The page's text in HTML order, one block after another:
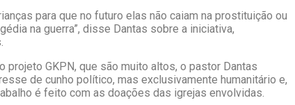
para que no futuro elas não caiam na prostituição ou
na guerra”, disse Dantas sobre a iniciativa,
GKPN, que são muito altos, o pastor Dantas
de cunho político, mas exclusivamente humanitário e,
é feito com as doações das igrejas envolvidas.